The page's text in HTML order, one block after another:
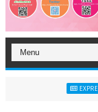
สตาร์